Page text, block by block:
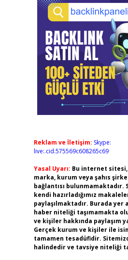
Reklam ve İletişim: Skype:
live:.cid.575569c608265c69
Yasal Uyarı: Bu internet
marka, kurum veya şahıs
bağlantısı bulunmamaktadır.
kendi hazırladığımız
paylaşılmaktadır. Burada
haber niteliği taşımamakta
ve kişiler hakkında paylaşım
Gerçek kurum ve kişiler ile
tamamen tesadüfidir.
halindedir ve tavsiye niteliği